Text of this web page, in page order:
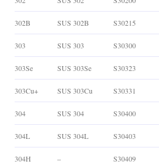
302B SUS 302B S30215
303 SUS 303 S30300
303Se SUS 303Se S30323
303Cu+ SUS 303Cu S30331
304 SUS 304 S30400
304L SUS 304L S30403
304H – S30409